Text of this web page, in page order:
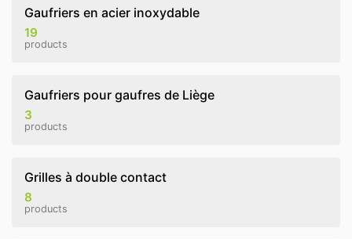
Gaufriers en acier inoxydable
19
products
Gaufriers pour gaufres de Liège
3
products
Grilles à double contact
8
products